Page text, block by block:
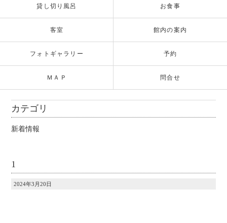
貸し切り風呂 お食事
客室 館内の案内
フォトギャラリー 予約
ＭＡＰ 問合せ
カテゴリ
新着情報
1
2024年3月20日